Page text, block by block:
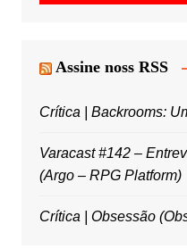
Assine noss RSS
Crítica | Backrooms:
Varacast #142 –
(Argo – RPG Platform)
Crítica | Obsessão